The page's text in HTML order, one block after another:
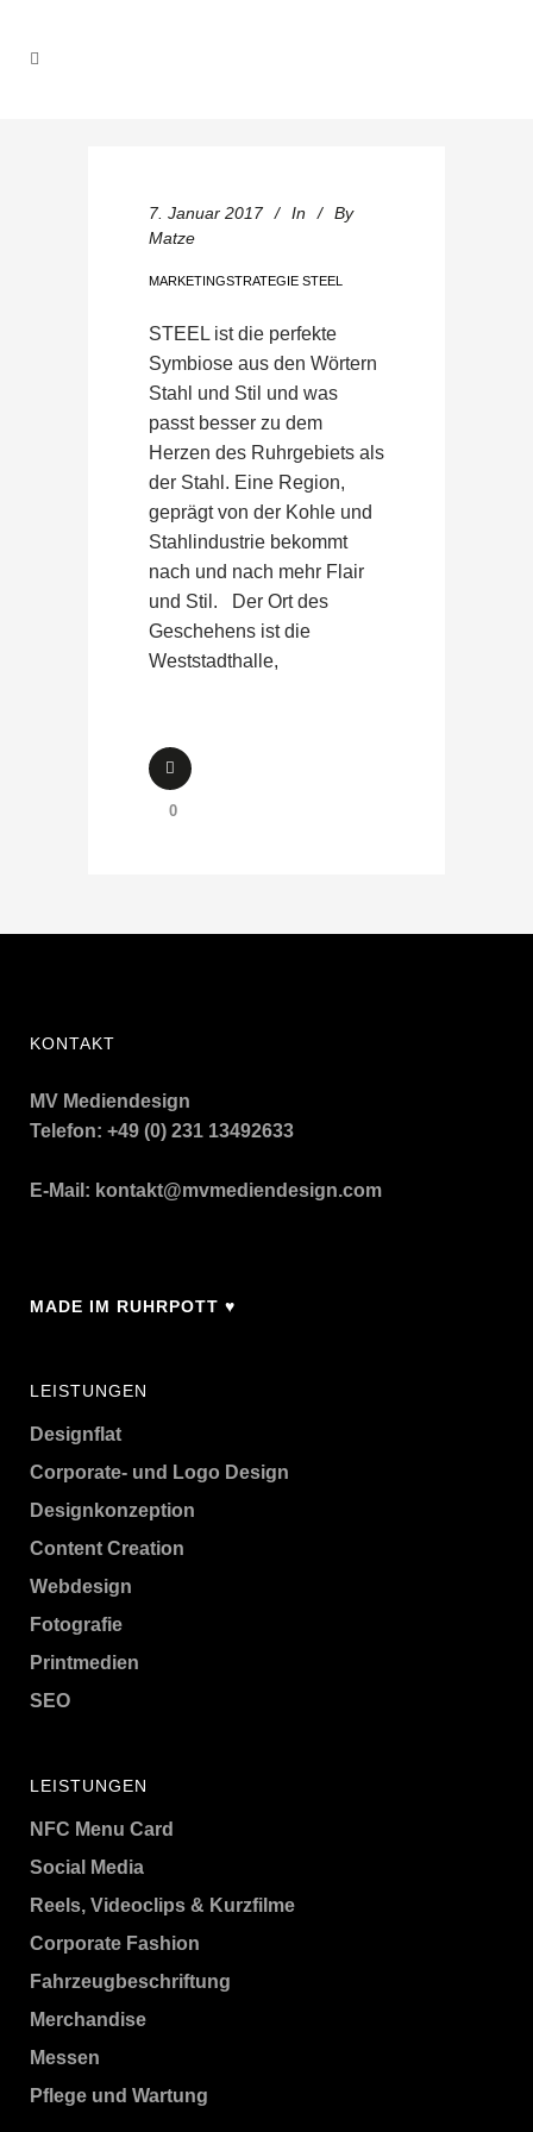
7. Januar 2017 In
By
Matze
MARKETINGSTRATEGIE STEEL
STEEL ist die perfekte
Symbiose aus den Wörtern
Stahl und Stil und was
passt besser zu dem
Herzen des Ruhrgebiets als
der Stahl. Eine Region,
geprägt von der Kohle und
Stahlindustrie bekommt
nach und nach mehr Flair
und Stil. Der Ort des
Geschehens ist die
Weststadthalle,
0
KONTAKT
MV Mediendesign
Telefon: +49 (0) 231 13492633
E-Mail: kontakt@mvmediendesign.com
MADE IM RUHRPOTT ♥
LEISTUNGEN
Designflat
Corporate- und Logo Design
Designkonzeption
Content Creation
Webdesign
Fotografie
Printmedien
SEO
LEISTUNGEN
NFC Menu Card
Social Media
Reels, Videoclips & Kurzfilme
Corporate Fashion
Fahrzeugbeschriftung
Merchandise
Messen
Pflege und Wartung